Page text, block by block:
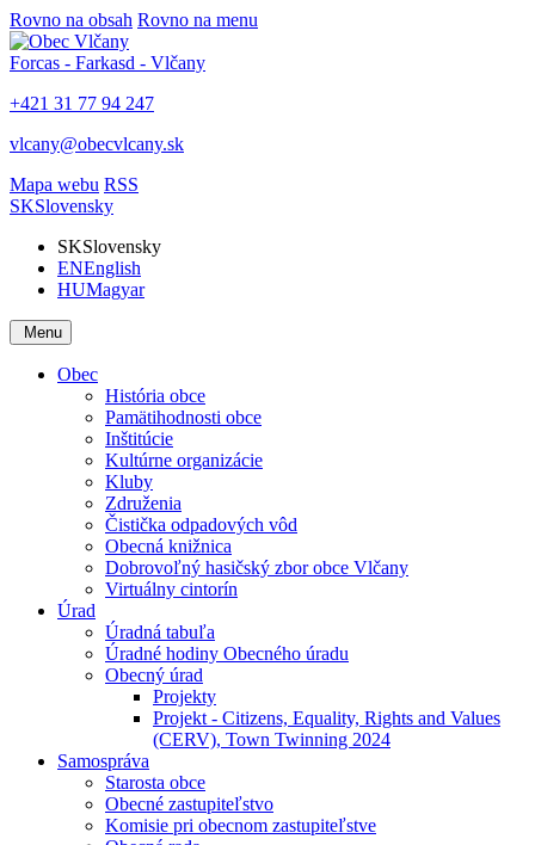
Rovno na obsah Rovno na menu
Forcas - Farkasd - Vlčany
+421 31 77 94 247
vlcany@obecvlcany.sk
Mapa webu RSS
SKSlovensky
SKSlovensky
ENEnglish
HUMagyar
Menu
Obec
História obce
Pamätihodnosti obce
Inštitúcie
Kultúrne organizácie
Kluby
Združenia
Čistička odpadových vôd
Obecná knižnica
Dobrovoľný hasičský zbor obce Vlčany
Virtuálny cintorín
Úrad
Úradná tabuľa
Úradné hodiny Obecného úradu
Obecný úrad
Projekty
Projekt - Citizens, Equality, Rights and Values
(CERV), Town Twinning 2024
Samospráva
Starosta obce
Obecné zastupiteľstvo
Komisie pri obecnom zastupiteľstve